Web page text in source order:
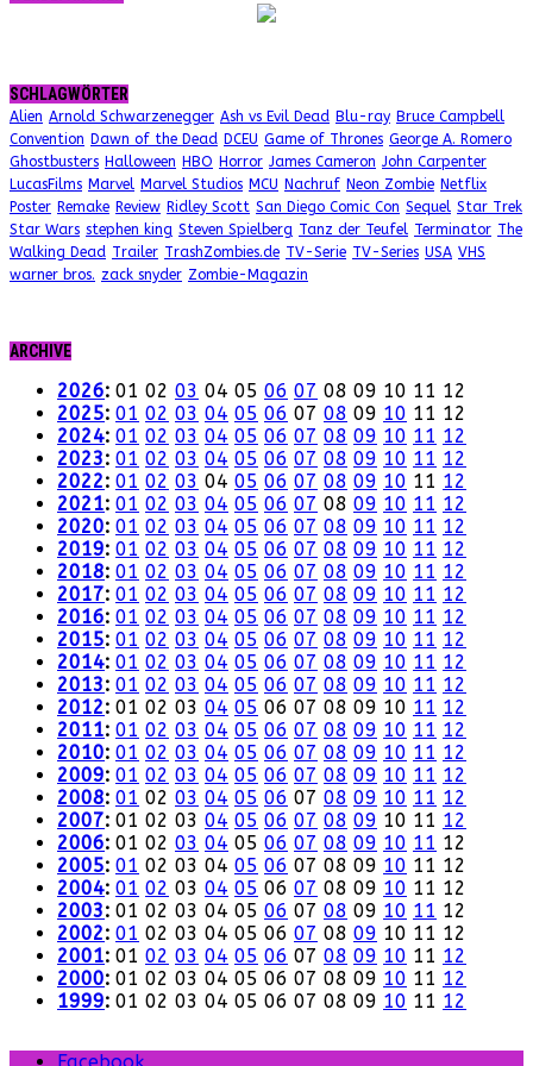
SCHLAGWÖRTER
Alien Arnold Schwarzenegger Ash vs Evil Dead Blu-ray Bruce Campbell
Convention Dawn of the Dead DCEU Game of Thrones George A. Romero
Ghostbusters Halloween HBO Horror James Cameron John Carpenter
LucasFilms Marvel Marvel Studios MCU Nachruf Neon Zombie Netflix
Poster Remake Review Ridley Scott San Diego Comic Con Sequel Star Trek
Star Wars stephen king Steven Spielberg Tanz der Teufel Terminator The
Walking Dead Trailer TrashZombies.de TV-Serie TV-Series USA VHS
warner bros. zack snyder Zombie-Magazin
ARCHIVE
2026: 01 02 03 04 05 06 07 08 09 10 11 12
2025: 01 02 03 04 05 06 07 08 09 10 11 12
2024: 01 02 03 04 05 06 07 08 09 10 11 12
2023: 01 02 03 04 05 06 07 08 09 10 11 12
2022: 01 02 03 04 05 06 07 08 09 10 11 12
2021: 01 02 03 04 05 06 07 08 09 10 11 12
2020: 01 02 03 04 05 06 07 08 09 10 11 12
2019: 01 02 03 04 05 06 07 08 09 10 11 12
2018: 01 02 03 04 05 06 07 08 09 10 11 12
2017: 01 02 03 04 05 06 07 08 09 10 11 12
2016: 01 02 03 04 05 06 07 08 09 10 11 12
2015: 01 02 03 04 05 06 07 08 09 10 11 12
2014: 01 02 03 04 05 06 07 08 09 10 11 12
2013: 01 02 03 04 05 06 07 08 09 10 11 12
2012: 01 02 03 04 05 06 07 08 09 10 11 12
2011: 01 02 03 04 05 06 07 08 09 10 11 12
2010: 01 02 03 04 05 06 07 08 09 10 11 12
2009: 01 02 03 04 05 06 07 08 09 10 11 12
2008: 01 02 03 04 05 06 07 08 09 10 11 12
2007: 01 02 03 04 05 06 07 08 09 10 11 12
2006: 01 02 03 04 05 06 07 08 09 10 11 12
2005: 01 02 03 04 05 06 07 08 09 10 11 12
2004: 01 02 03 04 05 06 07 08 09 10 11 12
2003: 01 02 03 04 05 06 07 08 09 10 11 12
2002: 01 02 03 04 05 06 07 08 09 10 11 12
2001: 01 02 03 04 05 06 07 08 09 10 11 12
2000: 01 02 03 04 05 06 07 08 09 10 11 12
1999: 01 02 03 04 05 06 07 08 09 10 11 12
Facebook